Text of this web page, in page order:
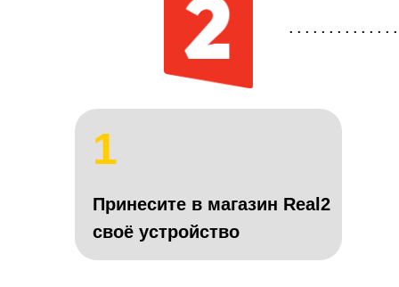
Принесите в магазин Real2
своё устройство
1